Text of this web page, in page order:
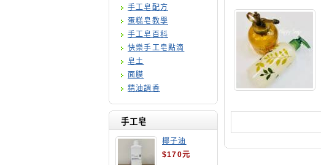
手工皂配方
蛋糕皂教學
手工皂百科
快樂手工皂點滴
皂土
面膜
精油調香
手工皂
椰子油
$170元